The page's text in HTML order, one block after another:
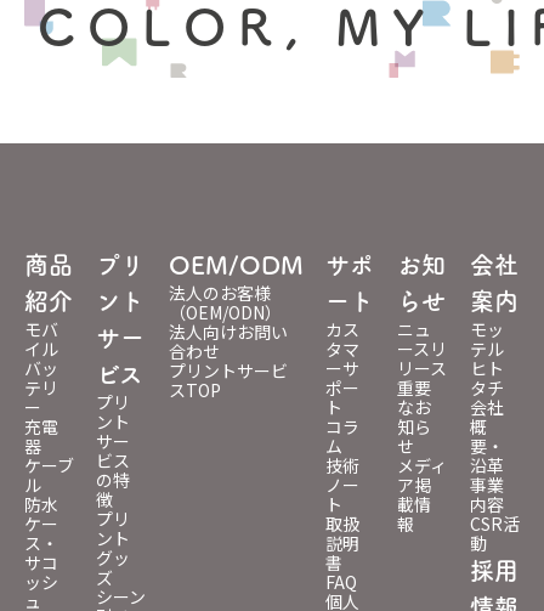
COLOR, MY
商品
紹介
モバ
イル
バッ
テリ
ー
充電
器
ケーブ
ル
防水
ケー
ス・
サコ
ッシ
ュ
プリ
ント
サー
ビス
プリ
ント
サー
ビス
の特
徴
プリ
ント
グッ
ズ
シーン
OEM/ODM
法人のお客様
（OEM/ODN）
法人向けお問い
合わせ
プリントサービ
スTOP
サポ
ート
カス
タマ
ーサ
ポー
ト
コラ
ム
技術
ノー
ト
取扱
説明
書
FAQ
個人
お知
らせ
ニュ
ースリ
リース
重要
なお
知ら
せ
メディ
ア掲
載情
報
会社
案内
モッ
テル
ヒト
タチ
会社
概
要・
沿革
事業
内容
CSR活
動
採用